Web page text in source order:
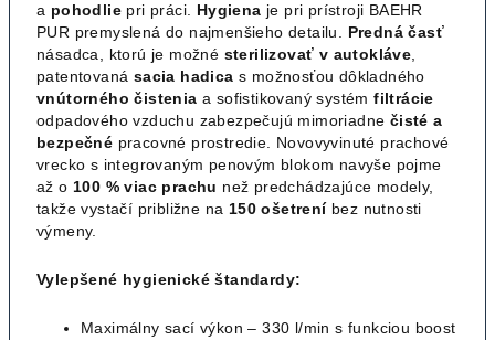
a pohodlie pri práci. Hygiena je pri prístroji BAEHR
PUR premyslená do najmenšieho detailu. Predná časť
násadca, ktorú je možné sterilizovať v autokláve
patentovaná sacia hadica s možnosťou dôkladného
vnútorného čistenia a sofistikovaný systémfiltrácie
odpadového vzduchu zabezpečujú mimoriadne čisté a
bezpečné pracovné prostredie. Novovyvinuté prachové
vrecko s integrovaným penovým blokom navyše pojme
až o 100 % viac prachu než predchádzajúce modely,
takže vystačí približne na 150 ošetreníbez nutnosti
výmeny.
Vylepšené hygienické štandardy:
Maximálny sací výkon – 330 l/min s funkciou boost